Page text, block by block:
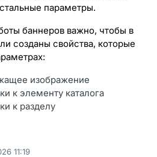
параметры.
баннеров важно, чтобы в
созданы свойства, которые
изображение
к элементу каталога
к разделу
11:19